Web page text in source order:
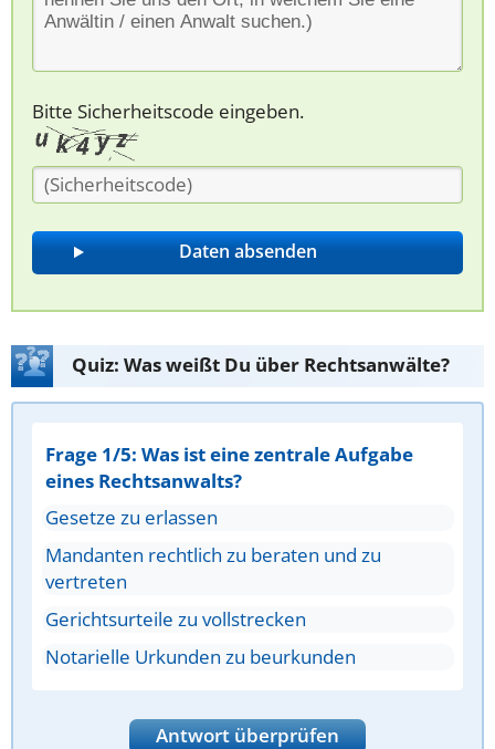
Bitte Sicherheitscode eingeben.
Quiz: Was weißt Du über Rechtsanwälte?
Frage 1/5: Was ist eine zentrale Aufgabe
eines Rechtsanwalts?
Gesetze zu erlassen
Mandanten rechtlich zu beraten und zu
vertreten
Gerichtsurteile zu vollstrecken
Notarielle Urkunden zu beurkunden
Antwort überprüfen